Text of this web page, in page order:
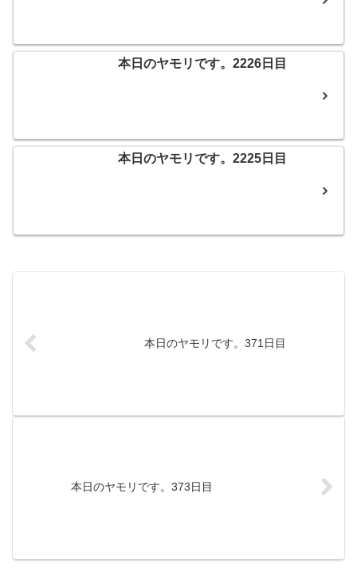
本日のヤモリです。2226日目
本日のヤモリです。2225日目
本日のヤモリです。371日目
本日のヤモリです。373日目